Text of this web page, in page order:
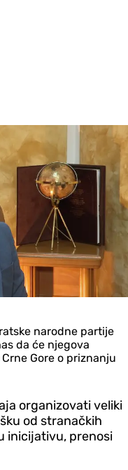
narodne partije
da će njegova
Gore o priznanju
organizovati veliki
od stranačkih
inicijativu, prenosi